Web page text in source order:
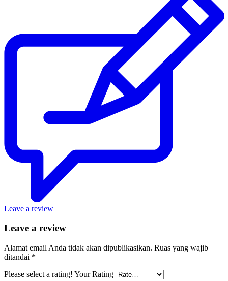
Leave a review
Leave a review
Alamat email Anda tidak akan dipublikasikan. Ruas yang wajib
ditandai *
Please select a rating! Your Rating